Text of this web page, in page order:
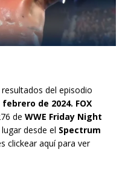
del episodio
de 2024. FOX
de WWE Friday Night
desde el Spectrum
clickear aquí para ver